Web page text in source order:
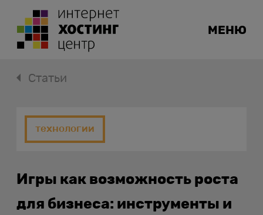
МЕНЮ
Статьи
технологии
Игры как возможность роста
для бизнеса: инструменты и